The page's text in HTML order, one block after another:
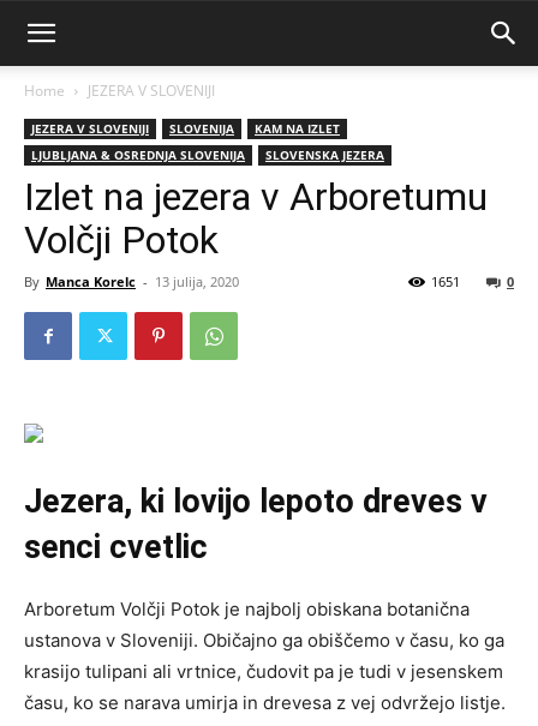
Home JEZERA V SLOVENIJI
JEZERA V SLOVENIJI SLOVENIJA
KAM NA IZLET
LJUBLJANA & OSREDNJA SLOVENIJA
SLOVENSKA JEZERA
Izlet na jezera v Arboretumu
Volčji Potok
By Manca Korelc - 13 julija, 2020 0
1651
Jezera, ki lovijo lepoto dreves v
senci cvetlic
Arboretum Volčji Potok je najbolj obiskana botanična
ustanova v Sloveniji. Običajno ga obiščemo v času, ko ga
krasijo tulipani ali vrtnice, čudovit pa je tudi v jesenskem
času, ko se narava umirja in drevesa z vej odvržejo listje.